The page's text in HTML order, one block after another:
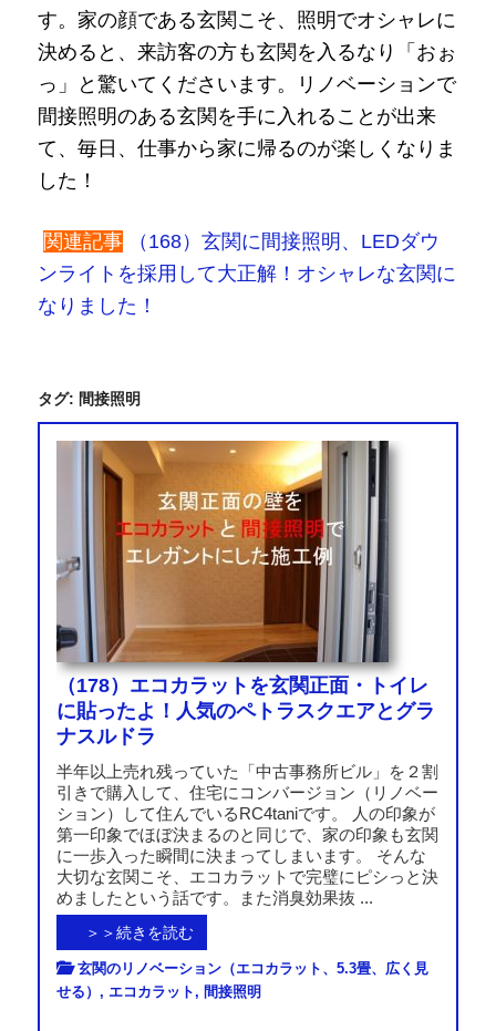
す。家の顔である玄関こそ、照明でオシャレに
決めると、来訪客の方も玄関を入るなり「おぉ
っ」と驚いてくださいます。リノベーションで
間接照明のある玄関を手に入れることが出来
て、毎日、仕事から家に帰るのが楽しくなりま
した！
関連記事
（168）玄関に間接照明、LEDダウ
ンライトを採用して大正解！オシャレな玄関に
なりました！
タグ: 間接照明
（178）エコカラットを玄関正面・トイレ
に貼ったよ！人気のペトラスクエアとグラ
ナスルドラ
半年以上売れ残っていた「中古事務所ビル」を２割
引きで購入して、住宅にコンバージョン（リノベー
ション）して住んでいるRC4taniです。 人の印象が
第一印象でほぼ決まるのと同じで、家の印象も玄関
に一歩入った瞬間に決まってしまいます。 そんな
大切な玄関こそ、エコカラットで完璧にピシっと決
めましたという話です。また消臭効果抜 ...
＞＞続きを読む
玄関のリノベーション（エコカラット、5.3畳、広く見
せる） , エコカラット , 間接照明